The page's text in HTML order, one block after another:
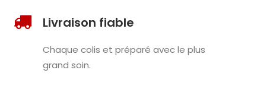
Livraison fiable
Chaque colis et préparé avec le plus
grand soin.